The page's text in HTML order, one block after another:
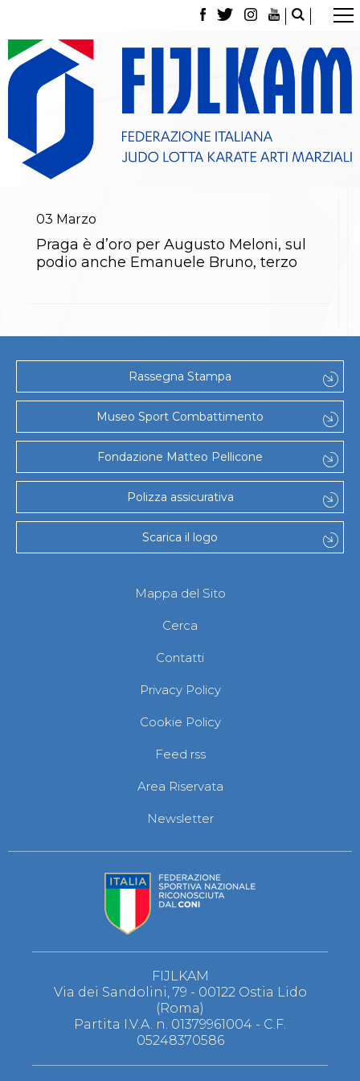
La Federazione
Tesseramento
Contatti
Norme e modulistica Affiliazioni e Tesseramenti
Classifica Società Sportive con più di 100 atleti
tesserati
Media
Partners
Gare e Risultati
Albi Federali
Arbitri
Lotta
La disciplina
News
Gare e Risultati
Attività Didattica
Albi Federali
Karate
La disciplina
News
Gare e Risultati
Albi Federali
Arti marziali
Aikido
Ju Jitsu
Sumo
Capoeira
Grappling
BJJ
Pancrazio/Pankration
S'istrumpa
News
Calendario Attività
Difesa Personale MGA
La disciplina
News
Merchandising
Contatti
News
Cookies Accept
Newsletter
Webinar
Corsi Monotematici
Corsi di Specializzazione
Corsi FIJLKAM-FISDIR
Corsi Preparatore Fisico
Edutraining class - Didattica infantile
Corso Direttore di Gara
03 Marzo
Praga è d’oro per Augusto Meloni, sul
podio anche Emanuele Bruno, terzo
Rassegna Stampa
Museo Sport Combattimento
Fondazione Matteo Pellicone
Polizza assicurativa
Scarica il logo
Mappa del Sito
Cerca
Contatti
Privacy Policy
Cookie Policy
Feed rss
Area Riservata
Newsletter
FIJLKAM
Via dei Sandolini, 79 - 00122 Ostia Lido
(Roma)
Partita I.V.A. n. 01379961004 - C.F.
05248370586